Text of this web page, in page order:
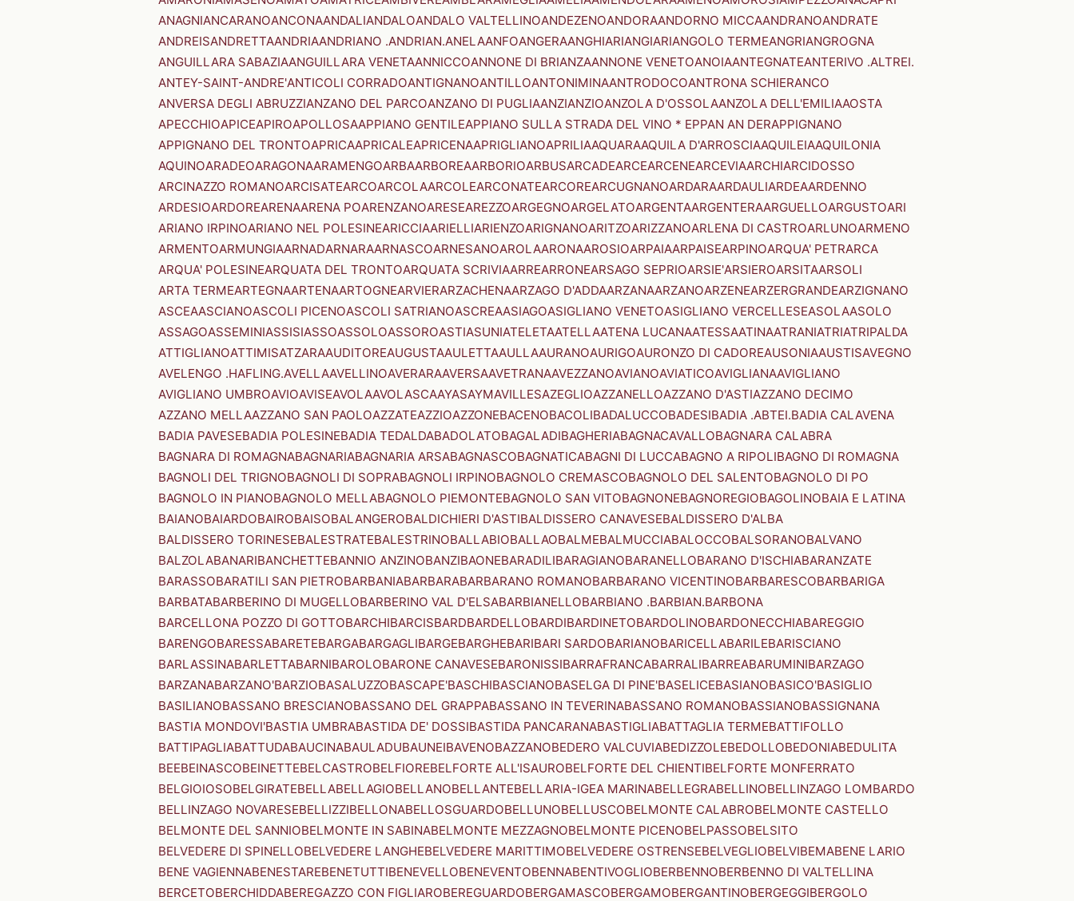
ANAGNIANCARANOANCONAANDALIANDALOANDALO VALTELLINOANDEZENOANDORAANDORNO MICCAANDRANOANDRATE
ANDREISANDRETTAANDRIAANDRIANO .ANDRIAN.ANELAANFOANGERAANGHIARIANGIARIANGOLO TERMEANGRIANGROGNA
ANGUILLARA SABAZIAANGUILLARA VENETAANNICCOANNONE DI BRIANZAANNONE VENETOANOIAANTEGNATEANTERIVO .ALTREI.
ANTEY-SAINT-ANDRE'ANTICOLI CORRADOANTIGNANOANTILLOANTONIMINAANTRODOCOANTRONA SCHIERANCO
ANVERSA DEGLI ABRUZZIANZANO DEL PARCOANZANO DI PUGLIAANZIANZIOANZOLA D'OSSOLAANZOLA DELL'EMILIAAOSTA
APECCHIOAPICEAPIROAPOLLOSAAPPIANO GENTILEAPPIANO SULLA STRADA DEL VINO * EPPAN AN DERAPPIGNANO
APPIGNANO DEL TRONTOAPRICAAPRICALEAPRICENAAPRIGLIANOAPRILIAAQUARAAQUILA D'ARROSCIAAQUILEIAAQUILONIA
AQUINOARADEOARAGONAARAMENGOARBAARBOREAARBORIOARBUSARCADEARCEARCENEARCEVIAARCHIARCIDOSSO
ARCINAZZO ROMANOARCISATEARCOARCOLAARCOLEARCONATEARCOREARCUGNANOARDARAARDAULIARDEAARDENNO
ARDESIOARDOREARENAARENA POARENZANOARESEAREZZOARGEGNOARGELATOARGENTAARGENTERAARGUELLOARGUSTOARI
ARIANO IRPINOARIANO NEL POLESINEARICCIAARIELLIARIENZOARIGNANOARITZOARIZZANOARLENA DI CASTROARLUNOARMENO
ARMENTOARMUNGIAARNADARNARAARNASCOARNESANOAROLAARONAAROSIOARPAIAARPAISEARPINOARQUA' PETRARCA
ARQUA' POLESINEARQUATA DEL TRONTOARQUATA SCRIVIAARREARRONEARSAGO SEPRIOARSIE'ARSIEROARSITAARSOLI
ARTA TERMEARTEGNAARTENAARTOGNEARVIERARZACHENAARZAGO D'ADDAARZANAARZANOARZENEARZERGRANDEARZIGNANO
ASCEAASCIANOASCOLI PICENOASCOLI SATRIANOASCREAASIAGOASIGLIANO VENETOASIGLIANO VERCELLESEASOLAASOLO
ASSAGOASSEMINIASSISIASSOASSOLOASSOROASTIASUNIATELETAATELLAATENA LUCANAATESSAATINAATRANIATRIATRIPALDA
ATTIGLIANOATTIMISATZARAAUDITOREAUGUSTAAULETTAAULLAAURANOAURIGOAURONZO DI CADOREAUSONIAAUSTISAVEGNO
AVELENGO .HAFLING.AVELLAAVELLINOAVERARAAVERSAAVETRANAAVEZZANOAVIANOAVIATICOAVIGLIANAAVIGLIANO
AVIGLIANO UMBROAVIOAVISEAVOLAAVOLASCAAYASAYMAVILLESAZEGLIOAZZANELLOAZZANO D'ASTIAZZANO DECIMO
AZZANO MELLAAZZANO SAN PAOLOAZZATEAZZIOAZZONEBACENOBACOLIBADALUCCOBADESIBADIA .ABTEI.BADIA CALAVENA
BADIA PAVESEBADIA POLESINEBADIA TEDALDABADOLATOBAGALADIBAGHERIABAGNACAVALLOBAGNARA CALABRA
BAGNARA DI ROMAGNABAGNARIABAGNARIA ARSABAGNASCOBAGNATICABAGNI DI LUCCABAGNO A RIPOLIBAGNO DI ROMAGNA
BAGNOLI DEL TRIGNOBAGNOLI DI SOPRABAGNOLI IRPINOBAGNOLO CREMASCOBAGNOLO DEL SALENTOBAGNOLO DI PO
BAGNOLO IN PIANOBAGNOLO MELLABAGNOLO PIEMONTEBAGNOLO SAN VITOBAGNONEBAGNOREGIOBAGOLINOBAIA E LATINA
BAIANOBAIARDOBAIROBAISOBALANGEROBALDICHIERI D'ASTIBALDISSERO CANAVESEBALDISSERO D'ALBA
BALDISSERO TORINESEBALESTRATEBALESTRINOBALLABIOBALLAOBALMEBALMUCCIABALOCCOBALSORANOBALVANO
BALZOLABANARIBANCHETTEBANNIO ANZINOBANZIBAONEBARADILIBARAGIANOBARANELLOBARANO D'ISCHIABARANZATE
BARASSOBARATILI SAN PIETROBARBANIABARBARABARBARANO ROMANOBARBARANO VICENTINOBARBARESCOBARBARIGA
BARBATABARBERINO DI MUGELLOBARBERINO VAL D'ELSABARBIANELLOBARBIANO .BARBIAN.BARBONA
BARCELLONA POZZO DI GOTTOBARCHIBARCISBARDBARDELLOBARDIBARDINETOBARDOLINOBARDONECCHIABAREGGIO
BARENGOBARESSABARETEBARGABARGAGLIBARGEBARGHEBARIBARI SARDOBARIANOBARICELLABARILEBARISCIANO
BARLASSINABARLETTABARNIBAROLOBARONE CANAVESEBARONISSIBARRAFRANCABARRALIBARREABARUMINIBARZAGO
BARZANABARZANO'BARZIOBASALUZZOBASCAPE'BASCHIBASCIANOBASELGA DI PINE'BASELICEBASIANOBASICO'BASIGLIO
BASILIANOBASSANO BRESCIANOBASSANO DEL GRAPPABASSANO IN TEVERINABASSANO ROMANOBASSIANOBASSIGNANA
BASTIA MONDOVI'BASTIA UMBRABASTIDA DE' DOSSIBASTIDA PANCARANABASTIGLIABATTAGLIA TERMEBATTIFOLLO
BATTIPAGLIABATTUDABAUCINABAULADUBAUNEIBAVENOBAZZANOBEDERO VALCUVIABEDIZZOLEBEDOLLOBEDONIABEDULITA
BEEBEINASCOBEINETTEBELCASTROBELFIOREBELFORTE ALL'ISAUROBELFORTE DEL CHIENTIBELFORTE MONFERRATO
BELGIOIOSOBELGIRATEBELLABELLAGIOBELLANOBELLANTEBELLARIA-IGEA MARINABELLEGRABELLINOBELLINZAGO LOMBARDO
BELLINZAGO NOVARESEBELLIZZIBELLONABELLOSGUARDOBELLUNOBELLUSCOBELMONTE CALABROBELMONTE CASTELLO
BELMONTE DEL SANNIOBELMONTE IN SABINABELMONTE MEZZAGNOBELMONTE PICENOBELPASSOBELSITO
BELVEDERE DI SPINELLOBELVEDERE LANGHEBELVEDERE MARITTIMOBELVEDERE OSTRENSEBELVEGLIOBELVIBEMABENE LARIO
BENE VAGIENNABENESTAREBENETUTTIBENEVELLOBENEVENTOBENNABENTIVOGLIOBERBENNOBERBENNO DI VALTELLINA
BERCETOBERCHIDDABEREGAZZO CON FIGLIAROBEREGUARDOBERGAMASCOBERGAMOBERGANTINOBERGEGGIBERGOLO